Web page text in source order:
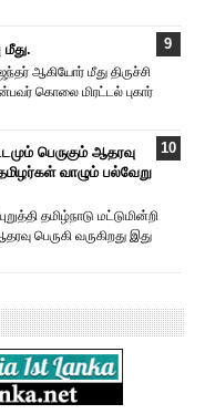
மீது.
ஆகியோர் மீது திருச்சி
கொலை மிரட்டல் புகார்
பெருகும் ஆதரவு
வாழும் பல்வேறு
தமிழ்நாடு மட்டுமின்றி
பெருகி வருகிறது இது